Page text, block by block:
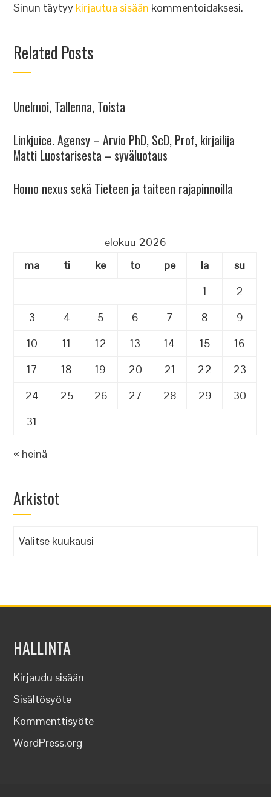
Sinun täytyy kirjautua sisään kommentoidaksesi.
Related Posts
Unelmoi, Tallenna, Toista
Linkjuice. Agensy – Arvio PhD, ScD, Prof, kirjailija
Matti Luostarisesta – syväluotaus
Homo nexus sekä Tieteen ja taiteen rajapinnoilla
elokuu 2026
ma
ti ke to pe la
su
1
2
3
4 5 6 7 8
9
10
11 12 13 14 15
16
17
18 19 20 21 22
23
24
25 26 27 28 29
30
31
« heinä
Arkistot
Arkistot
HALLINTA
Kirjaudu sisään
Sisältösyöte
Kommenttisyöte
WordPress.org